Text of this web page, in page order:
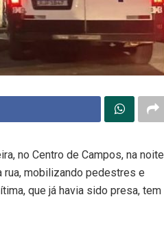
no Centro de Campos, na noite
rua, mobilizando pedestres e
que já havia sido presa, tem